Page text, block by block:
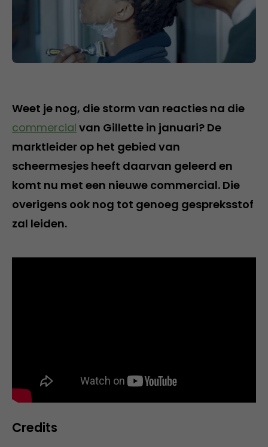
Weet je nog, die storm van reacties na die
commercial van Gillette in januari? De
marktleider op het gebied van
scheermesjes heeft daarvan geleerd en
komt nu met een nieuwe commercial. Die
overigens ook nog tot genoeg gespreksstof
zal leiden.
Credits